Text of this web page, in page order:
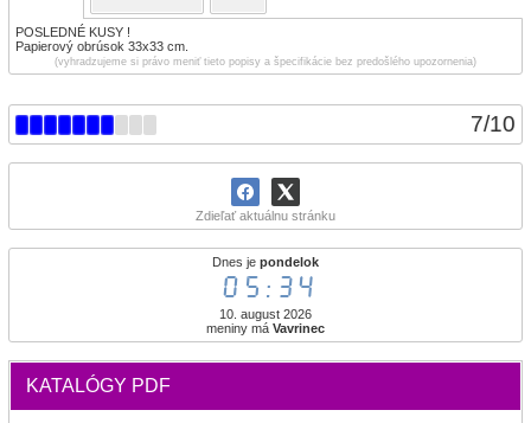
7/10
Zdieľať aktuálnu stránku
Dnes je pondelok
05:34
10. august 2026
meniny má Vavrinec
KATALÓGY PDF
POSLEDNÉ KUSY !
Papierový obrúsok 33x33 cm.
(vyhradzujeme si právo meniť tieto popisy a špecifikácie bez predošlého upozornenia)